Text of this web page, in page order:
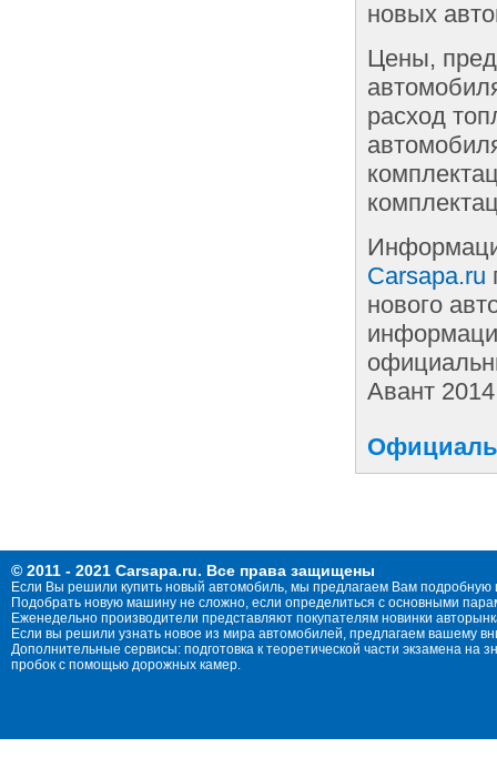
новых
Цены,
расход
Carsapa.ru
нового
Авант
© 2011 - 2021 Carsapa.ru. Все права защищены
Если Вы решили купить новый автомобиль, мы предлагаем Вам
Подобрать новую машину не сложно, если определиться с основными
Еженедельно производители представляют покупателям новинки
Если вы решили узнать новое из мира автомобилей, предлагаем вашему
Дополнительные сервисы: подготовка к теоретической части экзамена
пробок с помощью дорожных камер.